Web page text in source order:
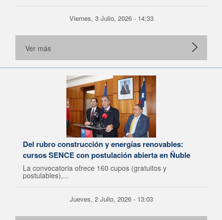
Viernes, 3 Julio, 2026 - 14:33
Ver más
Del rubro construcción y energías renovables:
cursos SENCE con postulación abierta en Ñuble
La convocatoria ofrece 160 cupos (gratuitos y
postulables),...
Jueves, 2 Julio, 2026 - 13:03